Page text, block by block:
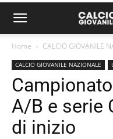
Home CALCIO GIOVANILE
CALCIO GIOVANILE NAZIONALE
A/B e serie
di inizio